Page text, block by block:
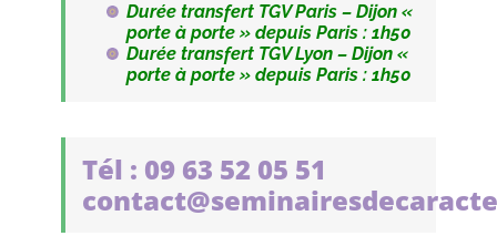
Durée transfert TGV Paris – Dijon «
porte à porte » depuis Paris : 1h50
Durée transfert TGV Lyon – Dijon «
porte à porte » depuis Paris : 1h50
Tél : 09 63 52 05 51